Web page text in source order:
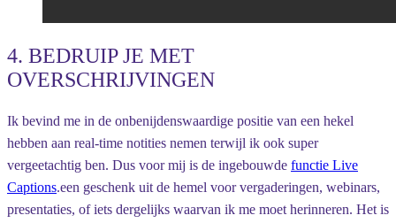
4. BEDRUIP JE MET
OVERSCHRIJVINGEN
Ik bevind me in de onbenijdenswaardige positie van een hekel
hebben aan real-time notities nemen terwijl ik ook super
vergeetachtig ben. Dus voor mij is de ingebouwde functie Live
Captions.een geschenk uit de hemel voor vergaderingen, webinars,
presentaties, of iets dergelijks waarvan ik me moet herinneren. Het is